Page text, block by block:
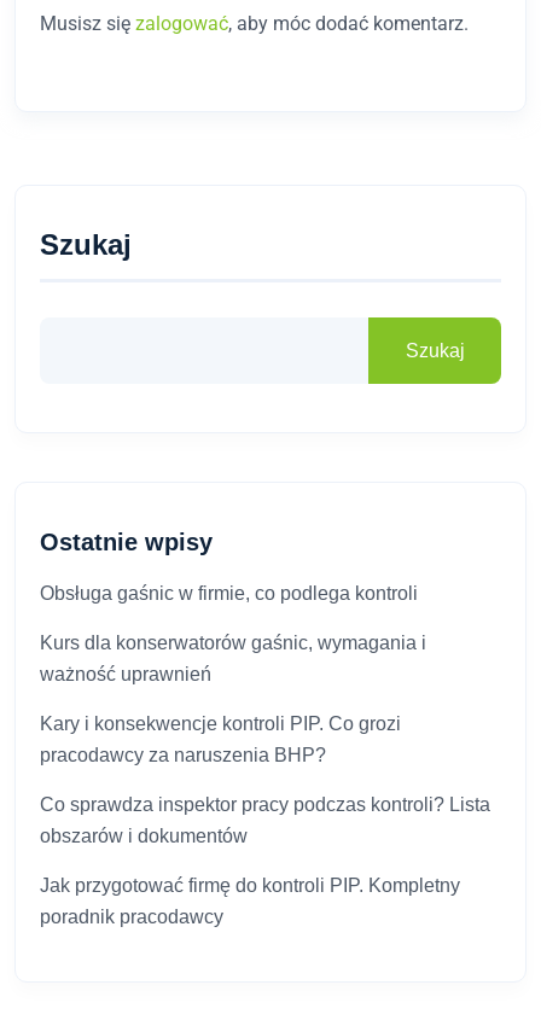
Musisz się zalogować, aby móc dodać komentarz.
Szukaj
Szukaj
Ostatnie wpisy
Obsługa gaśnic w firmie, co podlega kontroli
Kurs dla konserwatorów gaśnic, wymagania i
ważność uprawnień
Kary i konsekwencje kontroli PIP. Co grozi
pracodawcy za naruszenia BHP?
Co sprawdza inspektor pracy podczas kontroli? Lista
obszarów i dokumentów
Jak przygotować firmę do kontroli PIP. Kompletny
poradnik pracodawcy